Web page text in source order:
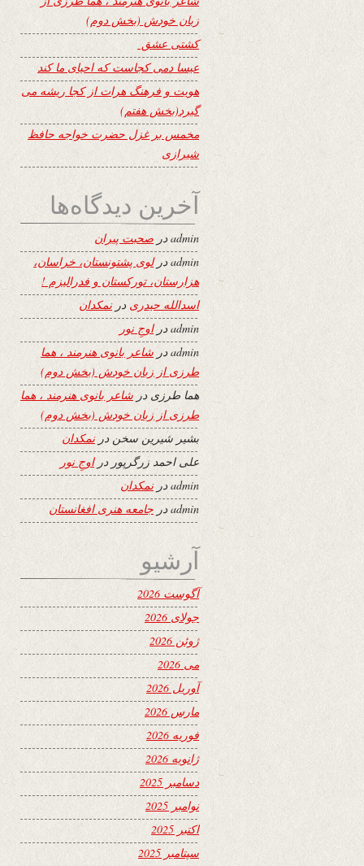
زبان خودش (بخش دوم)
کشتی عشق
عیسا دمی کجاست که احیای ما کند
هویت و فرهنگ هرات از کجا ریشه می
گیرد(بخش هفتم)
مخمس بر غزل حضرت خواجه حافظ
شیرازی
آخرین دیدگاه‌ها
adminدر صحبت پیران
admin درلوی پشتونستان، خراسان،
هزارستان، تورکستان و فدرالیزم !
اسدالله حیدری درنمکدان
adminدراوجِ نور
adminدر شاعر بانوی هنرمند ، هما
طرزی از زبان خودش (بخش دوم)
هما طرزی در شاعر بانوی هنرمند ، هما
طرزی از زبان خودش (بخش دوم)
بشیر شیرین سخن درنمکدان
علی احمد زرگرپور دراوجِ نور
adminدرنمکدان
admin در جامعه هنری افغانستان
آرشیو
آگوست 2026
جولای 2026
ژوئن 2026
می 2026
آوریل 2026
مارس 2026
فوریه 2026
ژانویه 2026
دسامبر 2025
نوامبر 2025
اکتبر 2025
سپتامبر 2025